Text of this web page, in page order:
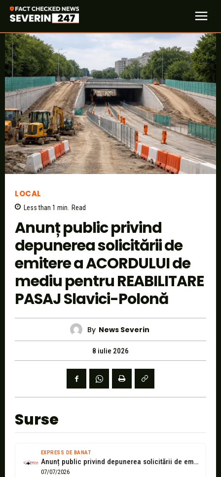
LOCAL
Less than 1 min. Read
Anunț public privind
depunerea solicitării de
emitere a ACORDULUI de
mediu pentru REABILITARE
PASAJ Slavici-Polonă
By News Severin
8 iulie 2026
Surse
EXPRESS DE BANAT
Anunț public privind depunerea solicitării de emitere a acordului de mediu -...
07/07/2026